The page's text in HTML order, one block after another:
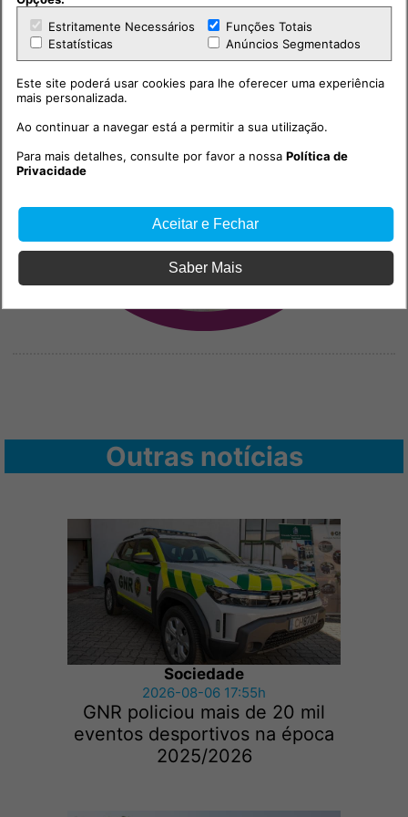
PUB
Outras notícias
Sociedade
2026-08-06 17:55h
GNR policiou mais de 20 mil
eventos desportivos na época
2025/2026
Estritamente Necessários
Funções Totais
Estatísticas
Anúncios Segmentados
Este site poderá usar cookies para lhe oferecer uma experiência
mais personalizada.
Ao continuar a navegar está a permitir a sua utilização.
Para mais detalhes, consulte por favor a nossaPolítica de
Privacidade
Aceitar e Fechar
Saber Mais